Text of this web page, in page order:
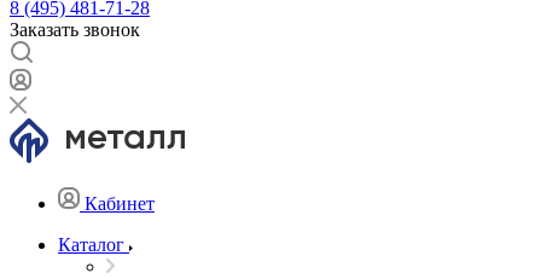
8 (495) 481-71-28
Заказать звонок
Кабинет
Каталог